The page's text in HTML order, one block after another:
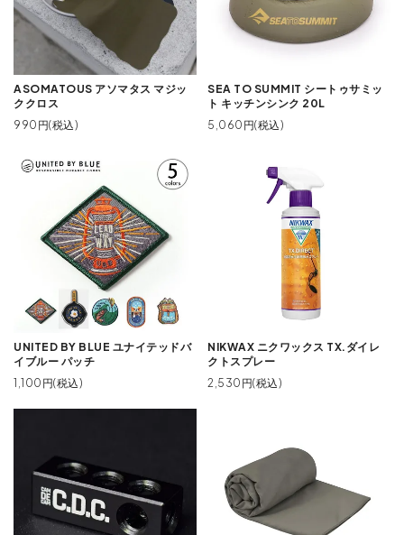
ASOMATOUS アソマタス マジッ
ククロス
990円(税込)
SEA TO SUMMIT シートゥサミッ
ト キッチンシンク 20L
5,060円(税込)
UNITED BY BLUE ユナイテッドバ
イブルー パッチ
1,100円(税込)
NIKWAX ニクワックス TX.ダイレ
クトスプレー
2,530円(税込)